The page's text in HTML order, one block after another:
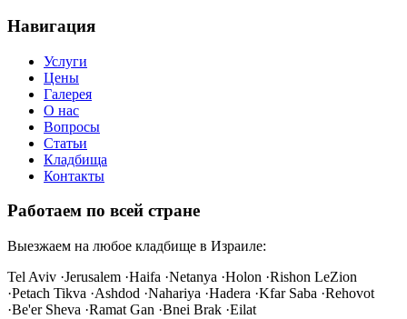
Навигация
Услуги
Цены
Галерея
О нас
Вопросы
Статьи
Кладбища
Контакты
Работаем по всей стране
Выезжаем на любое кладбище в Израиле:
Tel Aviv ·Jerusalem ·Haifa ·Netanya ·Holon ·Rishon LeZion
·Petach Tikva ·Ashdod ·Nahariya ·Hadera ·Kfar Saba ·Rehovot
·Be'er Sheva ·Ramat Gan ·Bnei Brak ·Eilat